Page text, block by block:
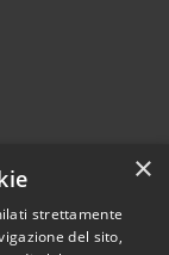
×
strettamente
del sito,